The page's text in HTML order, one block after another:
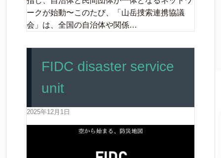
ークが始動〜このたび、「山岳捜索連携協議
会」は、全国の自治体や関係…
FIDC disaster service
unit
2025年12月1日